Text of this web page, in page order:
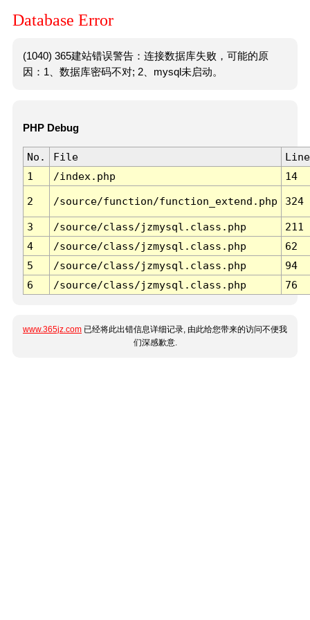
Database Error
(1040) 365建站错误警告：连接数据库失败，可能的原
因：1、数据库密码不对; 2、mysql未启动。
PHP Debug
No. File
Line
1
/index.php 14
2 /source/function/function_extend.php 324
3 /source/class/jzmysql.class.php
211
4
/source/class/jzmysql.class.php
62
5
/source/class/jzmysql.class.php
94
6
/source/class/jzmysql.class.php 76
www.365jz.com 已经将此出错信息详细记录, 由此给您带来的访问不便我
们深感歉意.